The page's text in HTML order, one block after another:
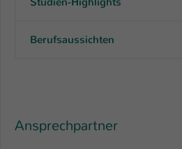
Berufsaussichten
Ansprechpartner